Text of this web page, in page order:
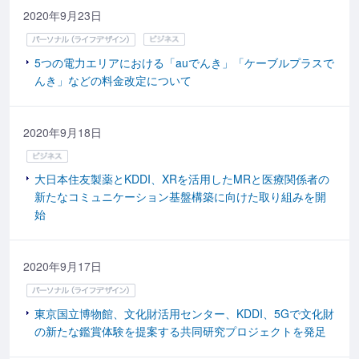
2020年9月23日
5つの電力エリアにおける「auでんき」「ケーブルプラスで
んき」などの料金改定について
2020年9月18日
大日本住友製薬とKDDI、XRを活用したMRと医療関係者の
新たなコミュニケーション基盤構築に向けた取り組みを開
始
2020年9月17日
東京国立博物館、文化財活用センター、KDDI、5Gで文化財
の新たな鑑賞体験を提案する共同研究プロジェクトを発足